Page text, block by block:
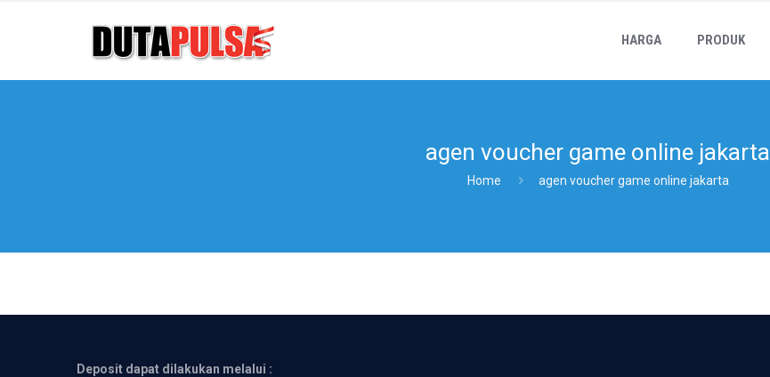
HARGA PRODUK
agen voucher game online jakarta
Home agen voucher game online jakarta
Deposit dapat dilakukan melalui :